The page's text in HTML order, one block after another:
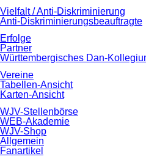
Vielfalt / Anti-Diskriminierung
Anti-Diskriminierungsbeauftragte
Erfolge
Partner
Württembergisches Dan-
Vereine
Tabellen-Ansicht
Karten-Ansicht
WJV-Stellenbörse
WEB-Akademie
WJV-Shop
Allgemein
Fanartikel